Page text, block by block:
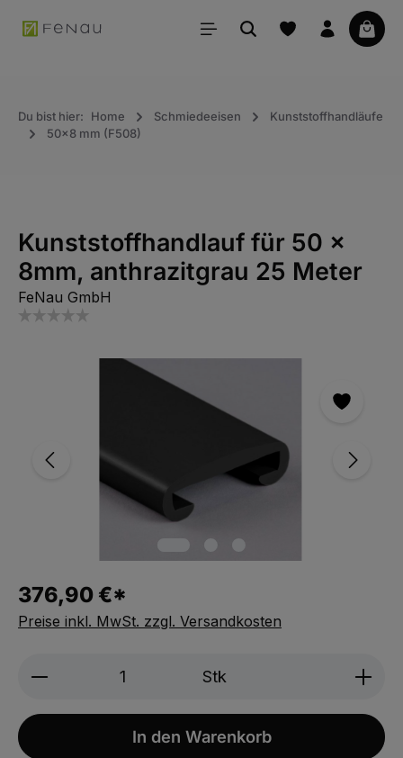
springen
Du bist hier: Home Schmiedeeisen
Kunststoffhandläufe
50x8 mm (F508)
Kunststoffhandlauf für 50 x
8mm, anthrazitgrau 25 Meter
FeNau GmbH
Bildergalerie überspringen
376,90 €*
Preise inkl. MwSt. zzgl. Versandkosten
Produkt Anzahl: Gib den
Stk
In den Warenkorb